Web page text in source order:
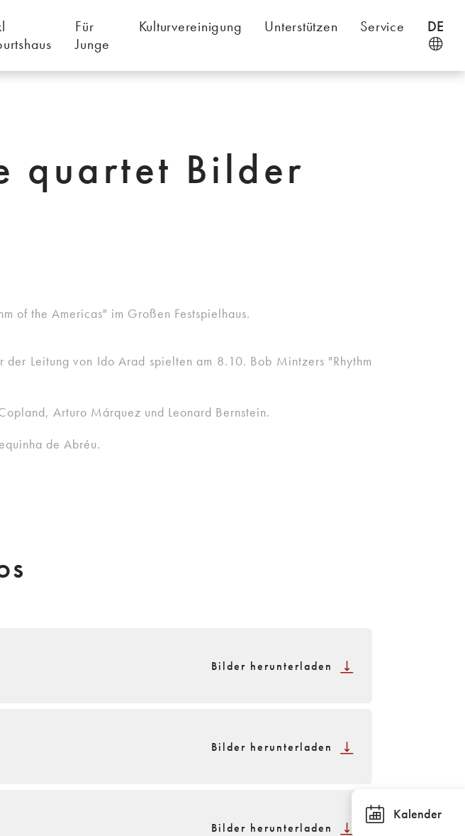
Für
Junge
Kulturvereinigung Unterstützen Service DE
quartet Bilder
of the Americas" im Großen Festspielhaus.
Leitung von Ido Arad spielten am 8.10. Bob Mintzers "Rhythm
Arturo Márquez und Leonard Bernstein.
de Abréu.
Bilder herunterladen
Bilder herunterladen
Bilder herunterladen
Kalender